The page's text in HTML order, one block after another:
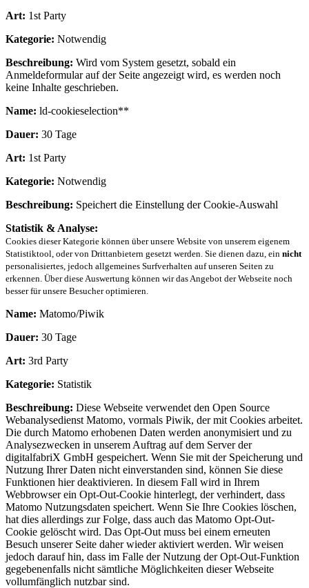
Art: 1st Party
Kategorie: Notwendig
Beschreibung: Wird vom System gesetzt, sobald ein
Anmeldeformular auf der Seite angezeigt wird, es werden noch
keine Inhalte geschrieben.
Name: ld-cookieselection**
Dauer: 30 Tage
Art: 1st Party
Kategorie: Notwendig
Beschreibung: Speichert die Einstellung der Cookie-Auswahl
Statistik & Analyse:
Cookies dieser Kategorie können über unsere Website von unserem eigenem
Statistiktool, oder von Drittanbietern gesetzt werden. Sie dienen dazu, ein nicht
personalisiertes, jedoch allgemeines Surfverhalten auf unseren Seiten zu
erkennen. Über diese Auswertung können wir das Angebot der Webseite noch
besser für unsere Besucher optimieren.
Name: Matomo/Piwik
Dauer: 30 Tage
Art: 3rd Party
Kategorie: Statistik
Beschreibung: Diese Webseite verwendet den Open Source
Webanalysedienst Matomo, vormals Piwik, der mit Cookies arbeitet.
Die durch Matomo erhobenen Daten werden anonymisiert und zu
Analysezwecken in unserem Auftrag auf dem Server der
digitalfabriX GmbH gespeichert. Wenn Sie mit der Speicherung und
Nutzung Ihrer Daten nicht einverstanden sind, können Sie diese
Funktionen hier deaktivieren. In diesem Fall wird in Ihrem
Webbrowser ein Opt-Out-Cookie hinterlegt, der verhindert, dass
Matomo Nutzungsdaten speichert. Wenn Sie Ihre Cookies löschen,
hat dies allerdings zur Folge, dass auch das Matomo Opt-Out-
Cookie gelöscht wird. Das Opt-Out muss bei einem erneuten
Besuch unserer Seite daher wieder aktiviert werden. Wir weisen
jedoch darauf hin, dass im Falle der Nutzung der Opt-Out-Funktion
gegebenenfalls nicht sämtliche Möglichkeiten dieser Webseite
vollumfänglich nutzbar sind.